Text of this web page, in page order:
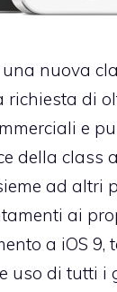
una nuova
richiesta di
e
della class
ad altri
ai
a iOS
uso di tutti i